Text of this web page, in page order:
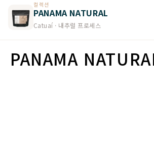
컬렉션
PANAMA NATURAL
Catuaí · 내추럴 프로세스
PANAMA